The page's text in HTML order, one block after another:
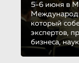
5-6 июня в
который
экспертов,
бизнеса,